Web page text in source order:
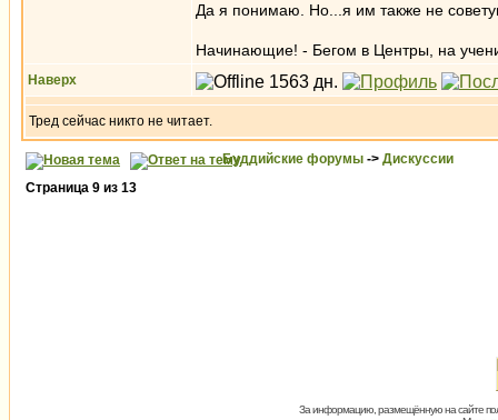
Да я понимаю. Но...я им также не
Начинающие! - Бегом в Центры, на
Наверх
Тред сейчас никто не читает.
Буддийские форумы -> Дискуссии
Страница 9 из 13
За информацию, размещённую на сайте